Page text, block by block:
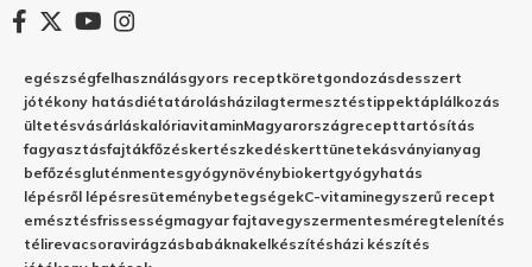
egészségfelhasználásgyors receptköretgondozásdesszert
jótékony hatásdiétatárolásházilagtermesztéstippektáplálkozás
ültetésvásárláskalóriavitaminMagyarországrecepttartósítás
fagyasztásfajtákfőzéskertészkedéskerttünetekásványianyag
befőzésgluténmentesgyógynövénybiokertgyógyhatás
lépésről lépésresüteménybetegségekC-vitaminegyszerű recept
emésztésfrissességmagyar fajtavegyszermentesméregtelenítés
télirevacsoravirágzásbabáknakelkészítésházi készítés